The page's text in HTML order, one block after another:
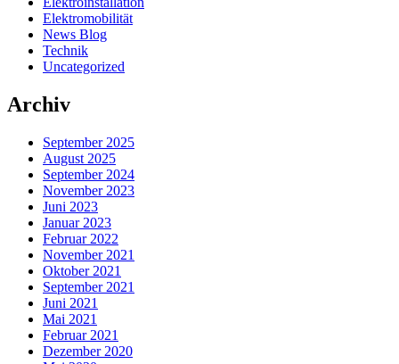
Elektromobilität
News Blog
Technik
Uncategorized
Archiv
September 2025
August 2025
September 2024
November 2023
Juni 2023
Januar 2023
Februar 2022
November 2021
Oktober 2021
September 2021
Juni 2021
Mai 2021
Februar 2021
Dezember 2020